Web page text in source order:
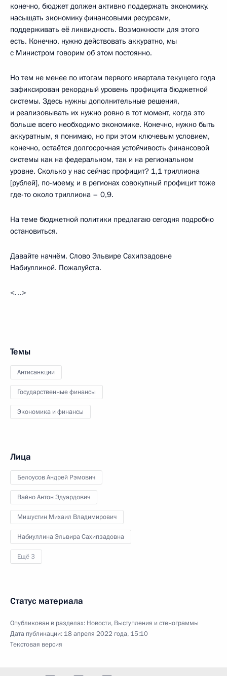
конечно, бюджет должен активно поддержать экономику,
насыщать экономику финансовыми ресурсами,
поддерживать её ликвидность. Возможности для этого
есть. Конечно, нужно действовать аккуратно, мы
с Министром говорим об этом постоянно.
Но тем не менее по итогам первого квартала текущего года
зафиксирован рекордный уровень профицита бюджетной
системы. Здесь нужны дополнительные решения,
и реализовывать их нужно ровно в тот момент, когда это
больше всего необходимо экономике. Конечно, нужно быть
аккуратным, я понимаю, но при этом ключевым условием,
конечно, остаётся долгосрочная устойчивость финансовой
системы как на федеральном, так и на региональном
уровне. Сколько у нас сейчас профицит? 1,1 триллиона
[рублей], по-моему, и в регионах совокупный профицит тоже
где-то около триллиона – 0,9.
На теме бюджетной политики предлагаю сегодня подробно
остановиться.
Давайте начнём. Слово Эльвире Сахипзадовне
Набиуллиной. Пожалуйста.
<…>
Темы
Антисанкции
Государственные финансы
Экономика и финансы
Лица
Белоусов Андрей Рэмович
Вайно Антон Эдуардович
Мишустин Михаил Владимирович
Набиуллина Эльвира Сахипзадовна
Ещё 3
Статус материала
Опубликован в разделах: Новости, Выступления и стенограммы
Дата публикации: 18 апреля 2022 года, 15:10
Текстовая версия